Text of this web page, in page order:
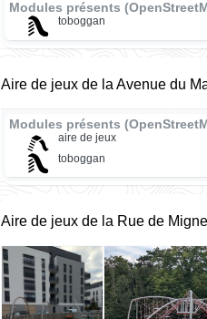
Modules présents
toboggan
Aire de jeux de la Avenue du
Modules présents
aire de jeux
toboggan
Aire de jeux de la Rue de